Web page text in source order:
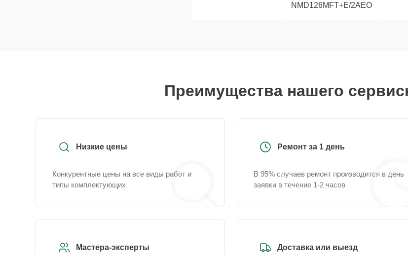
NMD126MFT+E/2AEO
Преимущества нашего
Низкие цены
Конкурентные цены на все виды работ и
типы комплектующих
Ремонт за 1 день
В 95% случаев ремонт производится в день
заявки в течение 1-2 часов
Мастера-эксперты Доставка или выезд